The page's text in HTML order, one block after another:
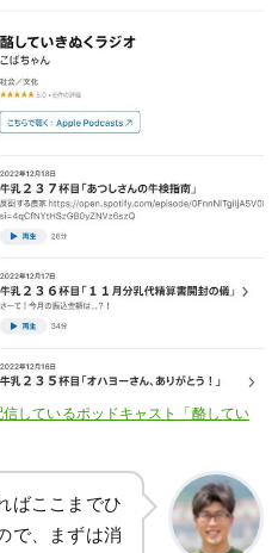
しているポッドキャスト「酪してい
ばここまでひ
で、まずは消